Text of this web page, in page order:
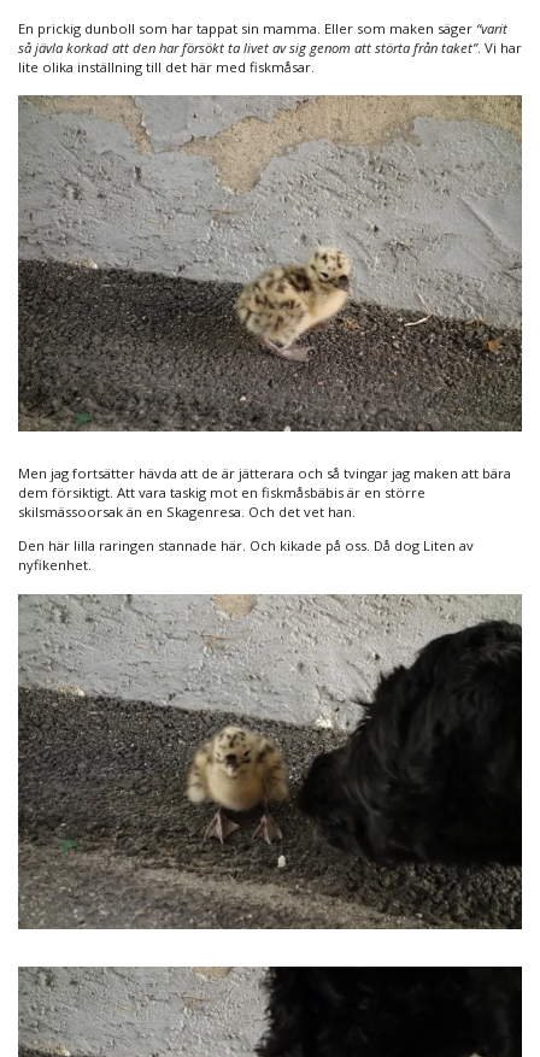
En prickig dunboll som har tappat sin mamma. Eller som maken säger “varit
så jävla korkad att den har försökt ta livet av sig genom att störta från taket”. Vi har
lite olika inställning till det här med fiskmåsar.
Men jag fortsätter hävda att de är jätterara och så tvingar jag maken att bära
dem försiktigt. Att vara taskig mot en fiskmåsbäbis är en större
skilsmässoorsak än en Skagenresa. Och det vet han.
Den här lilla raringen stannade här. Och kikade på oss. Då dog Liten av
nyfikenhet.